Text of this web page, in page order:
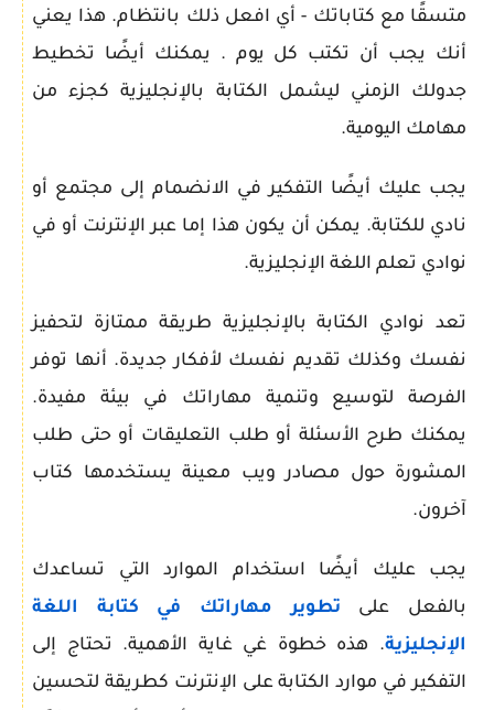
متسقًا مع كتاباتك - أي افعل ذلك بانتظام. هذا يعني
أنك يجب أن تكتب كل يوم . يمكنك أيضًا تخطيط
جدولك الزمني ليشمل الكتابة بالإنجليزية كجزء من
مهامك اليومية.
يجب عليك أيضًا التفكير في الانضمام إلى مجتمع أو
نادي للكتابة. يمكن أن يكون هذا إما عبر الإنترنت أو في
نوادي تعلم اللغة الإنجليزية.
تعد نوادي الكتابة بالإنجليزية طريقة ممتازة لتحفيز
نفسك وكذلك تقديم نفسك لأفكار جديدة. أنها توفر
الفرصة لتوسيع وتنمية مهاراتك في بيئة مفيدة.
يمكنك طرح الأسئلة أو طلب التعليقات أو حتى طلب
المشورة حول مصادر ويب معينة يستخدمها كتاب
آخرون.
يجب عليك أيضًا استخدام الموارد التي تساعدك
بالفعل على تطوير مهاراتك في كتابة اللغة
الإنجليزية. هذه خطوة غي غاية الأهمية. تحتاج إلى
التفكير في موارد الكتابة على الإنترنت كطريقة لتحسين